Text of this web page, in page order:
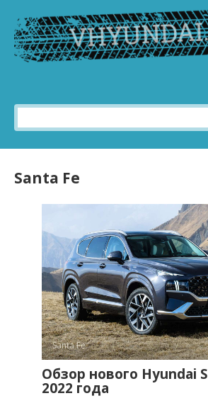
контенту
Поиск:
Santa Fe
Santa Fe
Обзор нового Hyundai
2022 года